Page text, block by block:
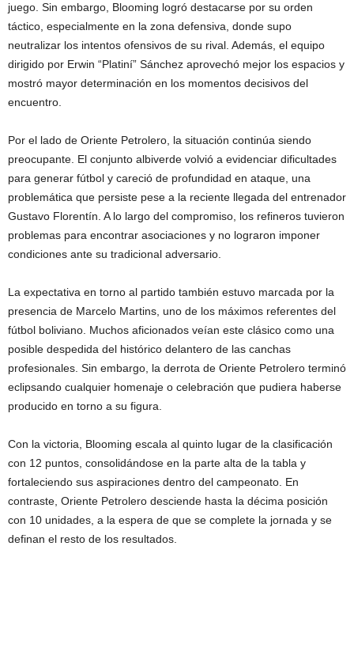
juego. Sin embargo, Blooming logró destacarse por su orden
táctico, especialmente en la zona defensiva, donde supo
neutralizar los intentos ofensivos de su rival. Además, el equipo
dirigido por Erwin “Platiní” Sánchez aprovechó mejor los espacios y
mostró mayor determinación en los momentos decisivos del
encuentro.
Por el lado de Oriente Petrolero, la situación continúa siendo
preocupante. El conjunto albiverde volvió a evidenciar dificultades
para generar fútbol y careció de profundidad en ataque, una
problemática que persiste pese a la reciente llegada del entrenador
Gustavo Florentín. A lo largo del compromiso, los refineros tuvieron
problemas para encontrar asociaciones y no lograron imponer
condiciones ante su tradicional adversario.
La expectativa en torno al partido también estuvo marcada por la
presencia de Marcelo Martins, uno de los máximos referentes del
fútbol boliviano. Muchos aficionados veían este clásico como una
posible despedida del histórico delantero de las canchas
profesionales. Sin embargo, la derrota de Oriente Petrolero terminó
eclipsando cualquier homenaje o celebración que pudiera haberse
producido en torno a su figura.
Con la victoria, Blooming escala al quinto lugar de la clasificación
con 12 puntos, consolidándose en la parte alta de la tabla y
fortaleciendo sus aspiraciones dentro del campeonato. En
contraste, Oriente Petrolero desciende hasta la décima posición
con 10 unidades, a la espera de que se complete la jornada y se
definan el resto de los resultados.